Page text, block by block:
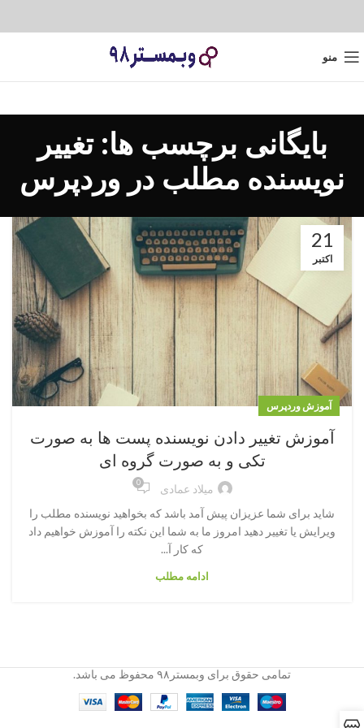
منو
بایگانی برچسب ها: تغییر
نویسنده مطلب در وردپرس
21
اکتبر
آموزش وردپرس
آموزش تغییر دادن نویسنده پست ها به صورت
تکی و به صورت گروه ای
میلاد عمادی 0
شاید برای شما عزیزان پیش آمد باشد که بخواهید نویسنده مطلب را
ویرایش یا تغییر دهید امروز ما به شما این نکته را آموزش خواهیم داد
که کار آ...
ادامه مطلب
تمامی حقوق برای وبمستر۹۸ محفوظ می باشد.